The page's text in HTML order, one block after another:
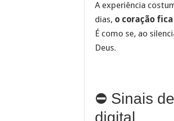
A experiência
dias, o coração
É como se, ao
Deus.
⛔ Sinais
digital